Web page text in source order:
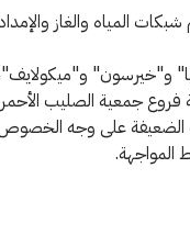
والغاز
و"خيرسون"
جمعية الصليب
الضعيفة على وجه
المواجهة.